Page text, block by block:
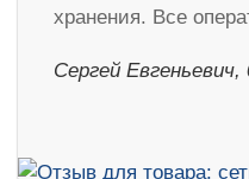
хранения. Все
Сергей Евгеньевич,